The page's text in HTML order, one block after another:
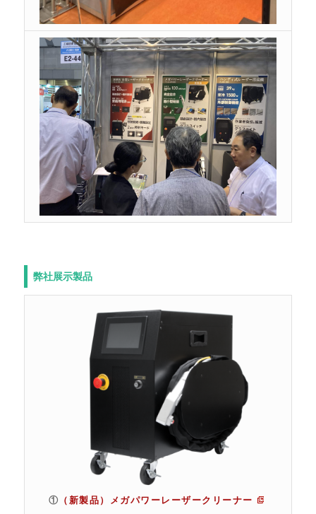
弊社展示製品
① （新製品）メガパワーレーザークリーナー